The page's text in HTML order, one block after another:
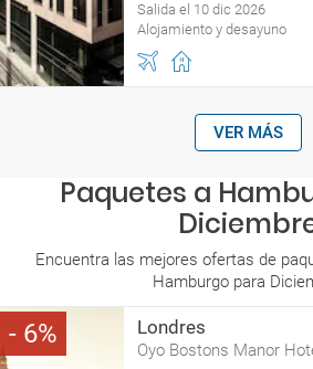
Salida el 10 dic 2026
Alojamiento y desayuno
VER MÁS
Paquetes a
Encuentra las mejores ofertas de
Hamburgo para
6 Londres
Oyo Bostons Manor